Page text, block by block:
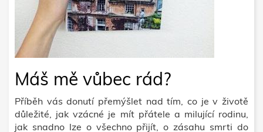
Máš mě vůbec rád?
Příběh vás donutí přemýšlet nad tím, co je v životě
důležité, jak vzácné je mít přátele a milující rodinu,
jak snadno lze o všechno přijít, o zásahu smrti do